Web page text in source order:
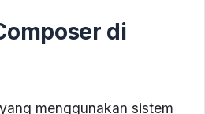
di
menggunakan sistem